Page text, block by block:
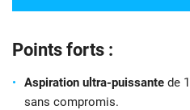
Points forts :
Aspiration ultra-puissante de
sans compromis.